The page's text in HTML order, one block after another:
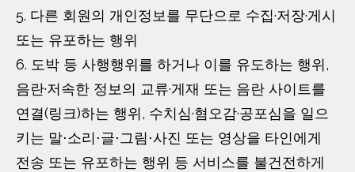
5. 다른 회원의 개인정보를 무단으로 수집·저장·게시
또는 유포하는 행위
6. 도박 등 사행행위를 하거나 이를 유도하는 행위,
음란·저속한 정보의 교류·게재 또는 음란 사이트를
연결(링크)하는 행위, 수치심·혐오감·공포심을 일으
키는 말⋅소리⋅글⋅그림⋅사진 또는 영상을 타인에게
전송 또는 유포하는 행위 등 서비스를 불건전하게